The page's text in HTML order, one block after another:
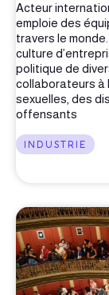
Acteur
emploie des
travers le
culture
politique de
collaborateurs à
sexuelles, des
offensants
INDUSTRIE